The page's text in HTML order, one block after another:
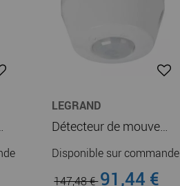
plafond en saillie (048946)
LEGRAND
Détecteur de mouvement autonome ECO1 3 fils avec neutre IP20 pour fixation au plafond en saillie (048949)
Disponible sur commande
147,48 €91,44 €